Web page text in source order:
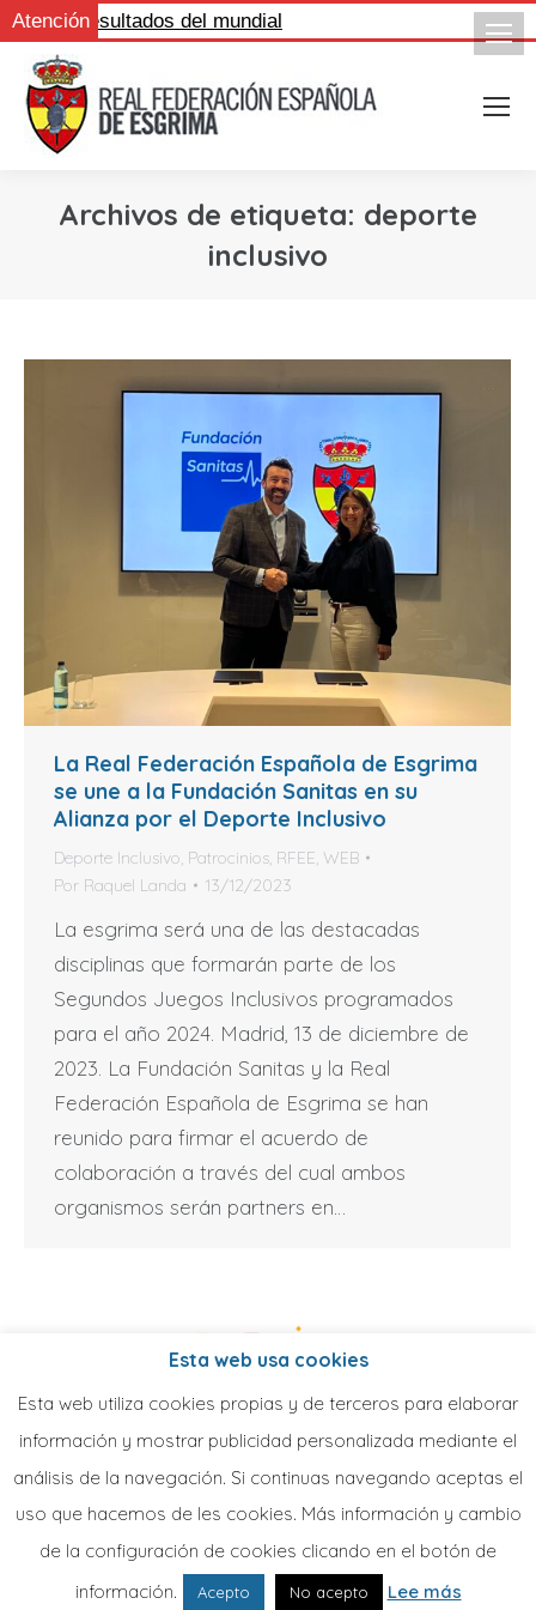
Atención
los resultados del mundial
Archivos de etiqueta: deporte
inclusivo
La Real Federación Española de Esgrima
se une a la Fundación Sanitas en su
Alianza por el Deporte Inclusivo
Deporte Inclusivo Patrocinios RFEE WEB
Por Raquel Landa 13/12/2023
La esgrima será una de las destacadas
disciplinas que formarán parte de los
Segundos Juegos Inclusivos programados
para el año 2024. Madrid, 13 de diciembre de
2023. La Fundación Sanitas y la Real
Federación Española de Esgrima se han
reunido para firmar el acuerdo de
colaboración a través del cual ambos
organismos serán partners en…
Esta web usa cookies
Esta web utiliza cookies propias y de terceros para elaborar
información y mostrar publicidad personalizada mediante el
análisis de la navegación. Si continuas navegando aceptas el
uso que hacemos de les cookies. Más información y cambio
de la configuración de cookies clicando en el botón de
información.
Acepto No acepto Lee más